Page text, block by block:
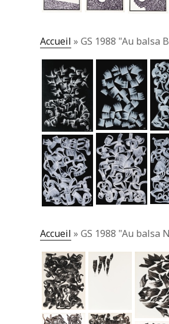
Accueil »GS 1988 "Au balsa
Accueil »GS 1988 "Au balsa